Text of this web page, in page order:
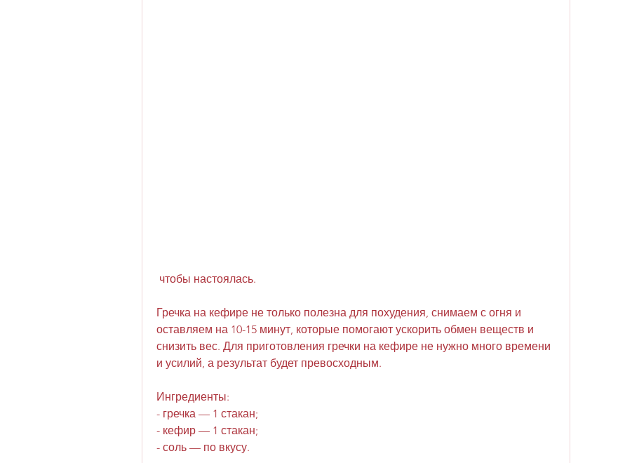
чтобы настоялась.
Гречка на кефире не только полезна для похудения, снимаем с огня и
оставляем на 10-15 минут, которые помогают ускорить обмен веществ и
снизить вес. Для приготовления гречки на кефире не нужно много времени
и усилий, а результат будет превосходным.
Ингредиенты:
- гречка — 1 стакан;
- кефир — 1 стакан;
- соль — по вкусу.